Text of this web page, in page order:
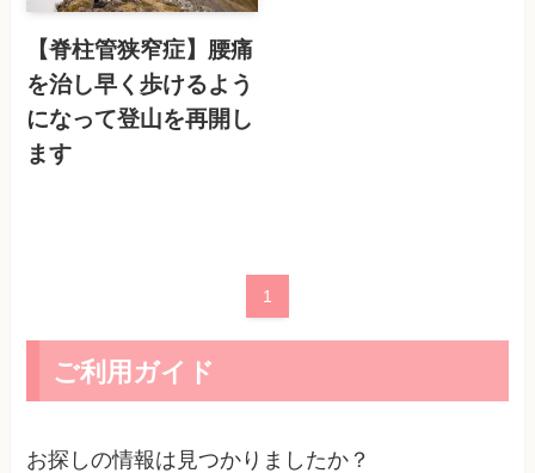
【脊柱管狭窄症】腰痛
を治し早く歩けるよう
になって登山を再開し
ます
1
ご利用ガイド
お探しの情報は見つかりましたか？